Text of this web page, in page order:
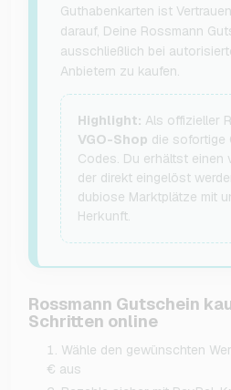
Guthabenkarten ist
darauf, Deine Rossmann
ausschließlich bei
Anbietern zu kaufen.
Highlight: Als offizieller
VGO-Shop die sofortige
Codes. Du erhältst einen
der direkt eingelöst
dubiose Marktplätze mit
Herkunft.
Rossmann Gutschein
Schritten online
Wähle den gewünschten
€ aus